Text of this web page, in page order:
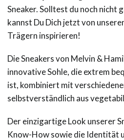
Sneaker. Solltest du noch nicht
kannst Du Dich jetzt von
Trägern inspirieren!
Die Sneakers von Melvin &
innovative Sohle, die extrem
ist, kombiniert mit
selbstverständlich aus
Der einzigartige Look unserer
Know-How sowie die Identität